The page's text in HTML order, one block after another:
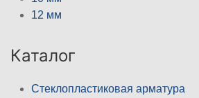
12 мм
Каталог
Стеклопластиковая арматура